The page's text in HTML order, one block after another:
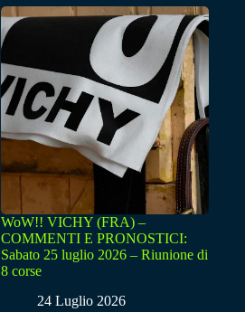
WoW!! VICHY (FRA) –
COMMENTI E PRONOSTICI:
Sabato 25 luglio 2026 – Riunione di
8 corse
24 Luglio 2026